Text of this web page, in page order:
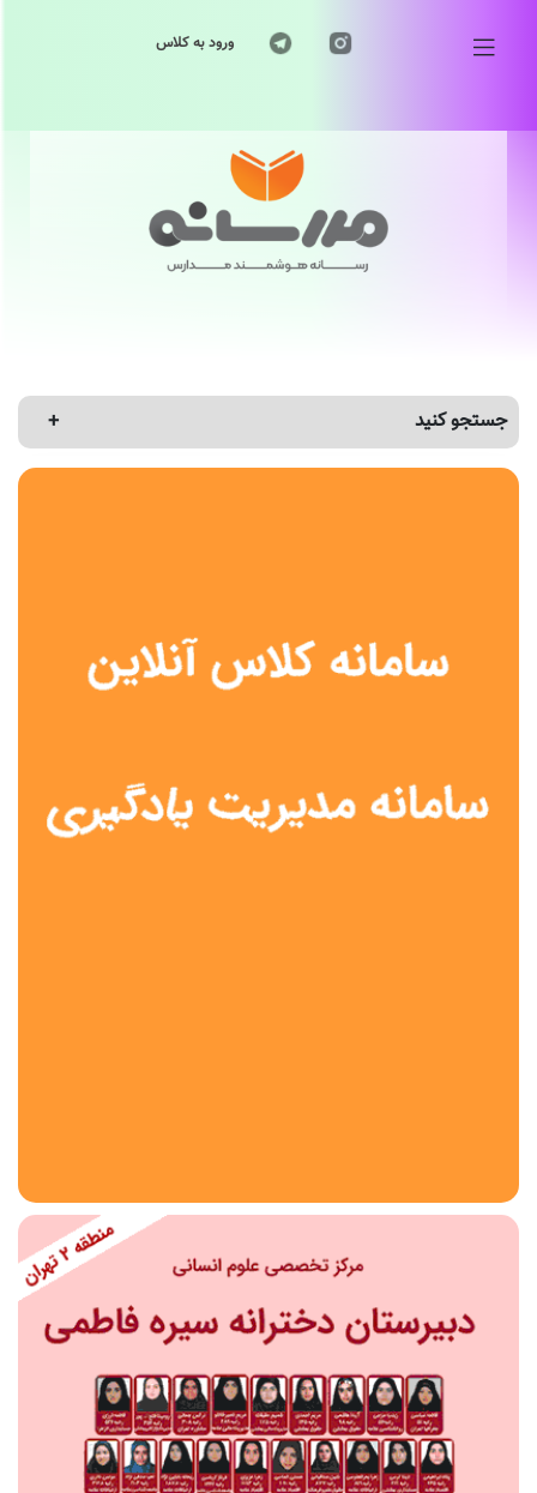
ورود به کلاس
جستجو کنید
نمونه دولتی
منطقه
مقطع تحصیلی
دوره اول متوسطه
دوره دوم متوسطه- فنی
دوره دوم متوسطه- نظری